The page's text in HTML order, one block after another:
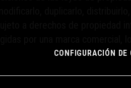
duplicarlo,
a derechos de propiedad
por una marca
CONFIGURACIÓN DE